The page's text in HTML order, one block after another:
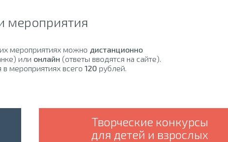
мероприятия
мероприятиях можно дистанционно
или онлайн (ответы вводятся на сайте).
в мероприятиях всего 120 рублей.
Творческие конкурсы
для детей и взрослых